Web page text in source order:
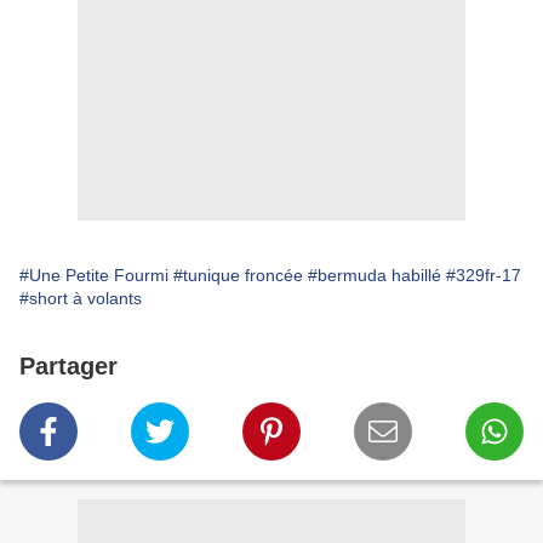
#Une Petite Fourmi #tunique froncée #bermuda habillé #329fr-17
#short à volants
Partager